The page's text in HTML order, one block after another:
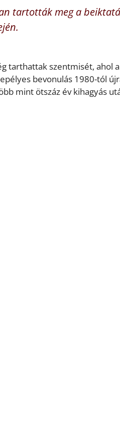
tartották meg a
tarthattak szentmisét, ahol
bevonulás 1980-tól
mint ötszáz év kihagyás